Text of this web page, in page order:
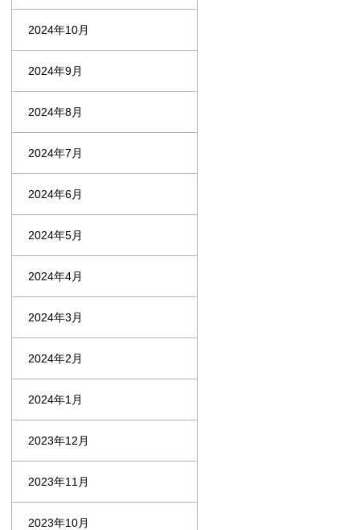
2024年10月
2024年9月
2024年8月
2024年7月
2024年6月
2024年5月
2024年4月
2024年3月
2024年2月
2024年1月
2023年12月
2023年11月
2023年10月